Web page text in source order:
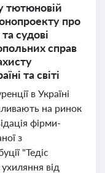
тютюновій
про
судові
справ
та світі
в Україні
на ринок
фірми-
з
"Тедіс
від